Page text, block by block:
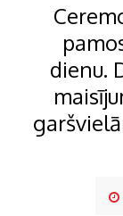
dienu.